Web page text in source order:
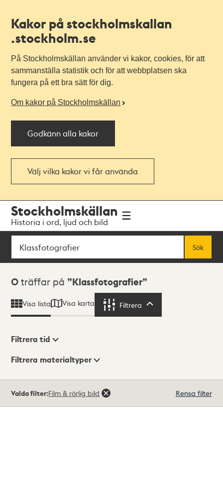
Kakor på stockholmskallan
.stockholm.se
På Stockholmskällan använder vi kakor, cookies, för att
sammanställa statistik och för att webbplatsen ska
fungera på ett bra sätt för dig.
Om kakor på Stockholmskällan
Godkänn alla kakor
Välj vilka kakor vi får använda
navigationen
huvudinnehållet
Stockholmskällan
Historia i ord, ljud och bild
Sök
Sök
Sökresultat
0 träffar på Klassfotografier
Visa lista Visa karta Filtrera
Visningsläge
Filtrera tid
Filtrera materialtyper
träffar
Valda filter:Film & rörlig bild Rensa filter